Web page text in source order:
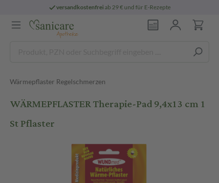
versandkostenfreiab 29 € und für E-Rezepte
Wärmepflaster Regelschmerzen
WÄRMEPFLASTER Therapie-Pad 9,4x13 cm 1
St Pflaster